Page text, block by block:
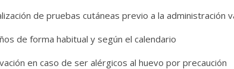
de pruebas cutáneas previo a la administración
de forma habitual y según el calendario
en caso de ser alérgicos al huevo por precaución